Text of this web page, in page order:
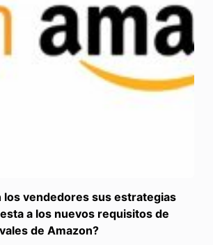
los vendedores sus estrategias
a los nuevos requisitos de
de Amazon?